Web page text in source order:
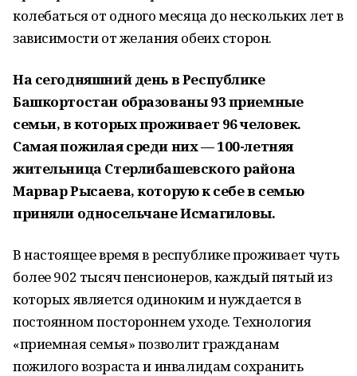
колебаться от одного месяца до нескольких лет в
зависимости от желания обеих сторон.
На сегодняшний день в Республике
Башкортостан образованы 93 приемные
семьи, в которых проживает 96 человек.
Самая пожилая среди них — 100-летняя
жительница Стерлибашевского района
Марвар Рысаева, которую к себе в семью
приняли односельчане Исмагиловы.
В настоящее время в республике проживает чуть
более 902 тысяч пенсионеров, каждый пятый из
которых является одиноким и нуждается в
постоянном постороннем уходе. Технология
«приемная семья» позволит гражданам
пожилого возраста и инвалидам сохранить